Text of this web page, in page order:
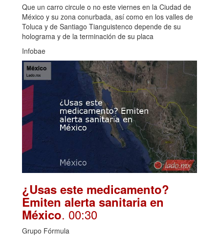
Que un carro circule o no este viernes en la Ciudad de
México y su zona conurbada, así como en los valles de
Toluca y de Santiago Tianguistenco depende de su
holograma y de la terminación de su placa
Infobae
¿Usas este medicamento?
Emiten alerta sanitaria en
México. 00:30
Grupo Fórmula